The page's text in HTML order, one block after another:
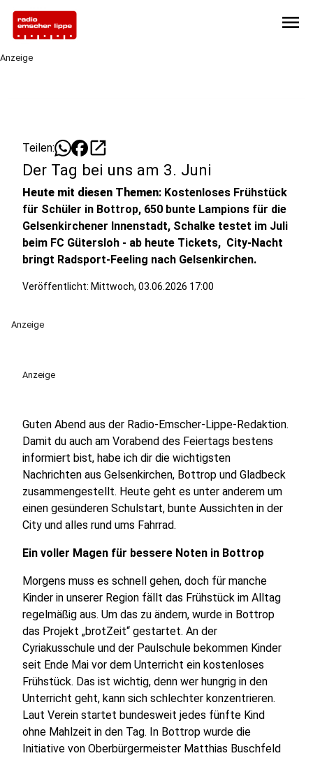
menu
Anzeige
Teilen: open_in_new
Der Tag bei uns am 3. Juni
Heute mit diesen Themen: Kostenloses Frühstück
für Schüler in Bottrop, 650 bunte Lampions für die
Gelsenkirchener Innenstadt, Schalke testet im Juli
beim FC Gütersloh - ab heute Tickets, City-Nacht
bringt Radsport-Feeling nach Gelsenkirchen.
Veröffentlicht: Mittwoch, 03.06.2026 17:00
Anzeige
Anzeige
Guten Abend aus der Radio-Emscher-Lippe-Redaktion.
Damit du auch am Vorabend des Feiertags bestens
informiert bist, habe ich dir die wichtigsten
Nachrichten aus Gelsenkirchen, Bottrop und Gladbeck
zusammengestellt. Heute geht es unter anderem um
einen gesünderen Schulstart, bunte Aussichten in der
City und alles rund ums Fahrrad.
Ein voller Magen für bessere Noten in Bottrop
Morgens muss es schnell gehen, doch für manche
Kinder in unserer Region fällt das Frühstück im Alltag
regelmäßig aus. Um das zu ändern, wurde in Bottrop
das Projekt „brotZeit“ gestartet. An der
Cyriakusschule und der Paulschule bekommen Kinder
seit Ende Mai vor dem Unterricht ein kostenloses
Frühstück. Das ist wichtig, denn wer hungrig in den
Unterricht geht, kann sich schlechter konzentrieren.
Laut Verein startet bundesweit jedes fünfte Kind
ohne Mahlzeit in den Tag. In Bottrop wurde die
Initiative von Oberbürgermeister Matthias Buschfeld